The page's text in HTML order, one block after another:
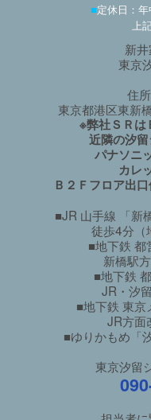
■定休日：
上
新
東京
住
東京都港区東新
※弊社ＳＲは
近隣の汐留
パナソニ
カレ
Ｂ２Ｆフロア出
■JR 山手線 「新
徒歩4分（
■地下鉄 都
新橋駅
■地下鉄
JR・汐
■地下鉄 東京
JR方面
■ゆりかもめ「
東京汐留